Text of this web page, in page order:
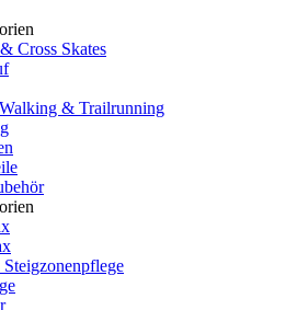
Cross Skates
& Trailrunning